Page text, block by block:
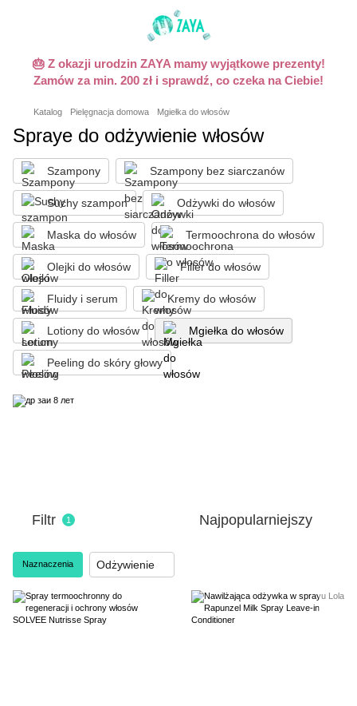
🎂 Z okazji urodzin ZAYA mamy wyjątkowe prezenty!
Zamów za min. 200 zł i sprawdź, co czeka na Ciebie!
Katalog Pielęgnacja domowa Mgiełka do włosów
Spraye do оdżywienie włosów
Szampony Szampony bez siarczanów
Suchy szampon Odżywki do włosów
Maska do włosów Termoochrona do włosów
Olejki do włosów Filler do włosów
Fluidy i serum Kremy do włosów
Lotiony do włosów Mgiełka do włosów
Peeling do skóry głowy
Filtr 1 Najpopularniejszy
Naznaczenia Odżywienie